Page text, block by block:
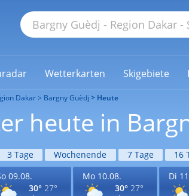
Wetterkarten Skigebiete
Dakar Bargny Guèdj Heute
heute in
3 Tage Wochenende 7 Tage 16
09.08.
30° 27°
Mo 10.08.
30° 27°
Di